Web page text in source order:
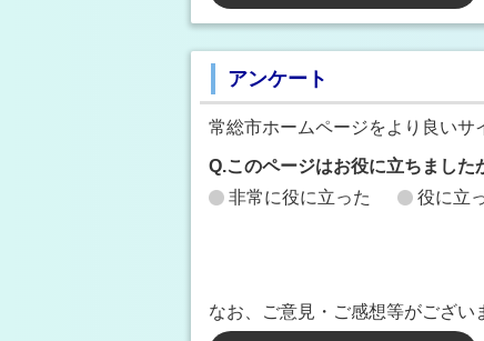
アンケート
常総市ホームページをより良いサ
Q.このページはお役に立ちました
非常に役に立った
役に立
なお、ご意見・ご感想等がござい